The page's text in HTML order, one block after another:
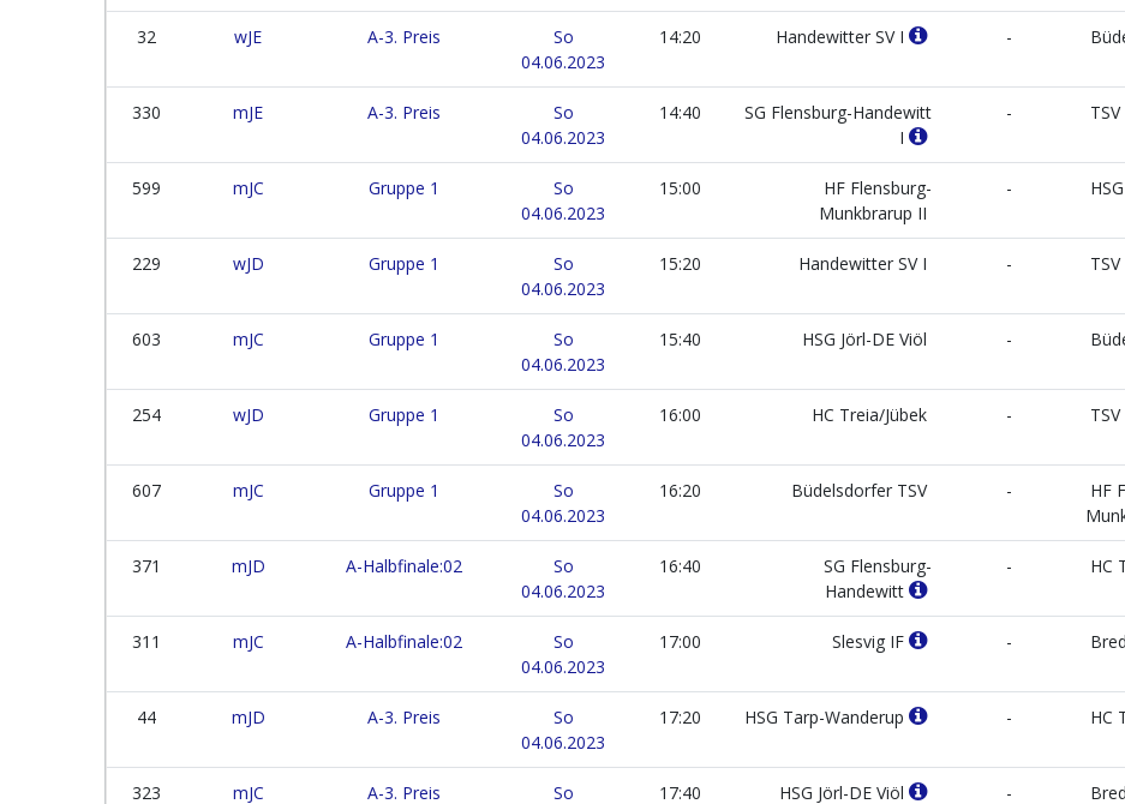
32 wJE A-3. Preis
So
04.06.2023
14:20 Handewitter SV I -
330 mJE A-3. Preis
So
04.06.2023
14:40
SG Flensburg-Handewitt
I
-
599 mJC Gruppe 1
So
04.06.2023
15:00
HF Flensburg-
Munkbrarup II
-
229 wJD Gruppe 1
So
04.06.2023
15:20 Handewitter SV I -
603 mJC Gruppe 1
So
04.06.2023
15:40 HSG Jörl-DE Viöl -
254 wJD Gruppe 1
So
04.06.2023
16:00 HC Treia/Jübek -
607 mJC Gruppe 1
So
04.06.2023
16:20 Büdelsdorfer TSV -
HF
371 mJD A-Halbfinale:02
So
04.06.2023
16:40
SG Flensburg-
Handewitt
- HC
311 mJC A-Halbfinale:02
So
04.06.2023
17:00 Slesvig IF -
44 mJD A-3. Preis
So
04.06.2023
17:20 HSG Tarp-Wanderup - HC
323 mJC A-3. Preis So 17:40 HSG Jörl-DE Viöl -